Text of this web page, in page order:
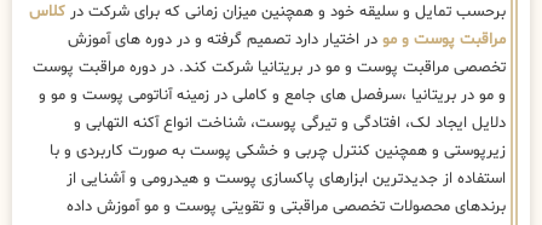
برحسب تمایل و سلیقه خود و همچنین میزان زمانی که برای شرکت در کلاس
مراقبت پوست و مو در اختیار دارد تصمیم گرفته و در دوره های آموزش
تخصصی مراقبت پوست و مو در بریتانیا شرکت کند. در دوره مراقبت پوست
و مو در بریتانیا ،سرفصل های جامع و کاملی در زمینه آناتومی پوست و مو و
دلایل ایجاد لک، افتادگی و تیرگی پوست، شناخت انواع آکنه التهابی و
زیرپوستی و همچنین کنترل چربی و خشکی پوست به صورت کاربردی و با
استفاده از جدیدترین ابزارهای پاکسازی پوست و هیدرومی و آشنایی از
برندهای محصولات تخصصی مراقبتی و تقویتی پوست و مو آموزش داده